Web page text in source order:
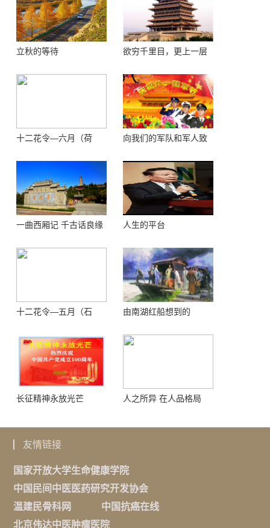
立秋的等待
欲穷千里目，更上一层
十二花令—六月（荷
向我们的军队和军人致
一曲西厢记 千古话良缘 人生的平台
十二花令—五月（石
由南湖红船想到的
长征精神永放光芒 人之所异 在人品格局
友情链接
国家开放大学生命健康学院
中国民间中医医药研究开发协会
温建民骨科网
中国抗癌在线
北京伟达中医肿瘤医院